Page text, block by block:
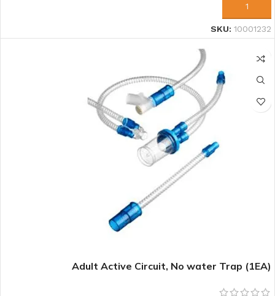
إضافة إلى السلة
SKU: 10001232
Adult Active Circuit, No water Trap (1EA)